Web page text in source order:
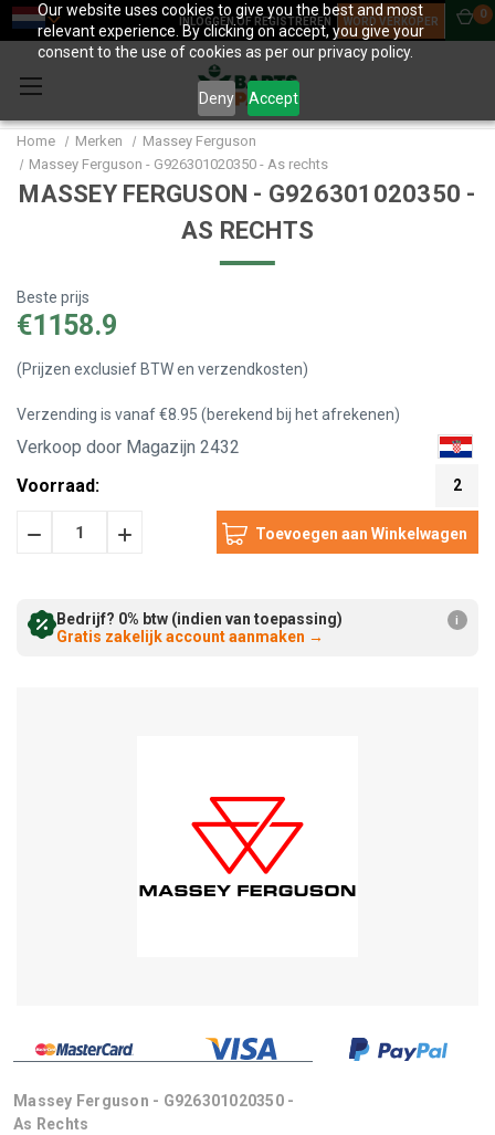
Our website uses cookies to give you the best and most
relevant experience. By clicking on accept, you give your
consent to the use of cookies as per our privacy policy.
Deny Accept
INLOGGEN OF REGISTREREN WORD VERKOPER
0
Home Merken
Massey Ferguson
Massey Ferguson - G926301020350 - As rechts
MASSEY FERGUSON - G926301020350 -
AS RECHTS
Beste prijs
€1158.9
(Prijzen exclusief BTW en verzendkosten)
Verzending is vanaf €8.95 (berekend bij het afrekenen)
Verkoop door Magazijn 2432
Voorraad:
2
HoeveelheidHoeveelheid
Bedrijf? 0% btw (indien van toepassing)
Gratis zakelijk account aanmaken →
i
Massey Ferguson - G926301020350 -
As Rechts